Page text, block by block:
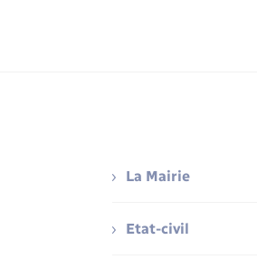
La Mairie
Etat-civil